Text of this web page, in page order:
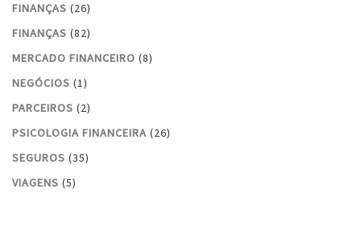
FINANÇAS (26)
FINANÇAS (82)
MERCADO FINANCEIRO (8)
NEGÓCIOS (1)
PARCEIROS (2)
PSICOLOGIA FINANCEIRA (26)
SEGUROS (35)
VIAGENS (5)